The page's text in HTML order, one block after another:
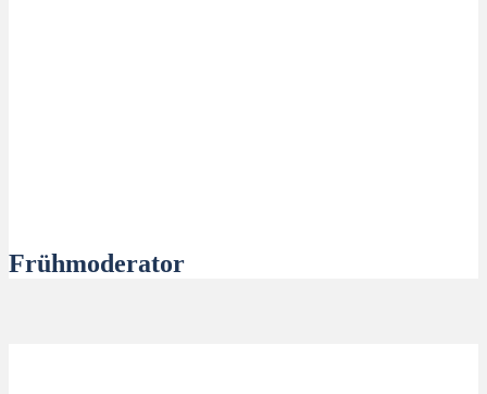
Frühmoderator